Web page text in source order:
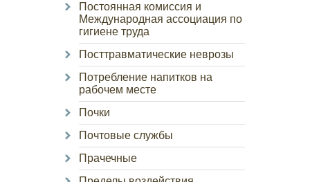
Постоянная комиссия и
Международная ассоциация по
гигиене труда
Посттравматические неврозы
Потребление напитков на
рабочем месте
Почки
Почтовые службы
Прачечные